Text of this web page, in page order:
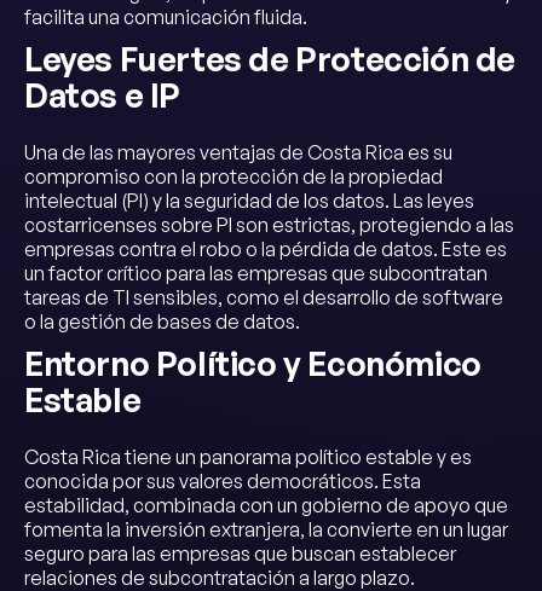
facilita una comunicación fluida.
Leyes Fuertes de Protección de
Datos e IP
Una de las mayores ventajas de Costa Rica es su
compromiso con la protección de la propiedad
intelectual (PI) y la seguridad de los datos. Las leyes
costarricenses sobre PI son estrictas, protegiendo a las
empresas contra el robo o la pérdida de datos. Este es
un factor crítico para las empresas que subcontratan
tareas de TI sensibles, como el desarrollo de software
o la gestión de bases de datos.
Entorno Político y Económico
Estable
Costa Rica tiene un panorama político estable y es
conocida por sus valores democráticos. Esta
estabilidad, combinada con un gobierno de apoyo que
fomenta la inversión extranjera, la convierte en un lugar
seguro para las empresas que buscan establecer
relaciones de subcontratación a largo plazo.